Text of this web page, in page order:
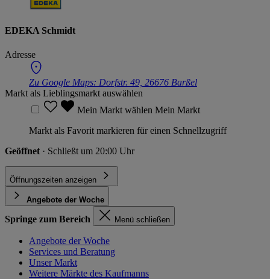
EDEKA Schmidt
Adresse
Zu Google Maps: Dorfstr. 49, 26676 Barßel
Markt als Lieblingsmarkt auswählen
Mein Markt wählen Mein Markt
Markt als Favorit markieren für einen Schnellzugriff
Geöffnet · Schließt um 20:00 Uhr
Öffnungszeiten anzeigen
Angebote der Woche
Springe zum Bereich Menü schließen
Angebote der Woche
Services und Beratung
Unser Markt
Weitere Märkte des Kaufmanns